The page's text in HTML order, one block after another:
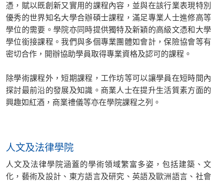
憑，賦以既創新又實用的課程內容，並與在該行業表現特別
優秀的世界知名大學合辦碩士課程，滿足專業人士進修高等
學位的需要。學院亦同時提供獨特及新穎的高級文憑和大學
學位銜接課程。我們與多個專業團體如會計，保險協會等有
密切合作，開辦協助學員取得專業資格及認可的課程。
除學術課程外，短期課程，工作坊等可以讓學員在短時間內
探討最前沿的發展及知識。商業人士在提升生活質素方面的
興趣如紅酒，商業禮儀等亦在學院課程之列。
人文及法律學院
人文及法律學院涵蓋的學術領域繁富多姿，包括建築、文
化，藝術及設計、東方語言及研究、英語及歐洲語言、社會